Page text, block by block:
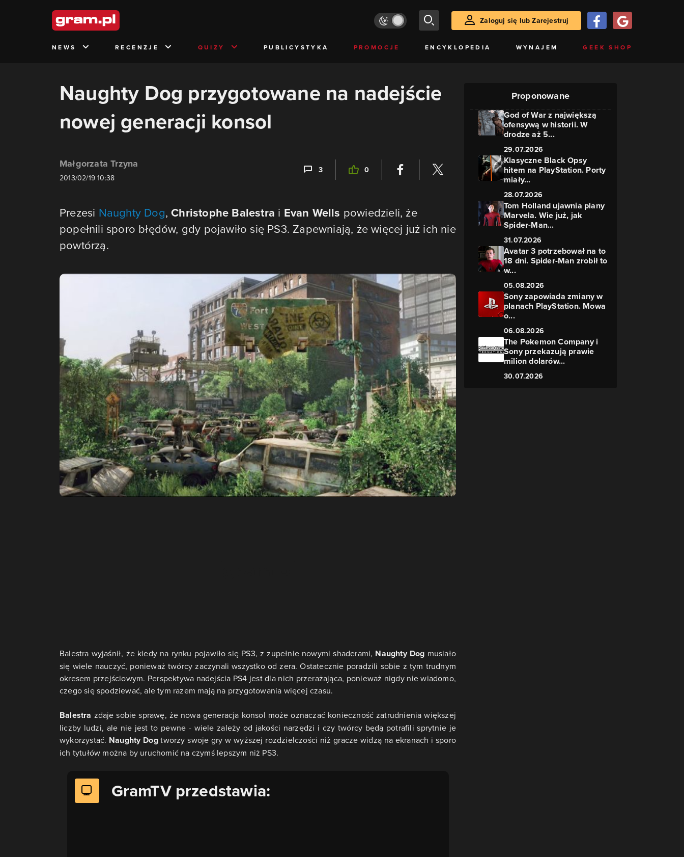
Zaloguj się lub Zarejestruj
NEWS RECENZJE QUIZY PUBLICYSTYKA PROMOCJE ENCYKLOPEDIA WYNAJEM GEEK SHOP
Naughty Dog przygotowane na nadejście
nowej generacji konsol
Małgorzata Trzyna
2013/02/19 10:38
3 0
Prezesi Naughty Dog,Christophe Balestra i Evan Wells powiedzieli, że
popełnili sporo błędów, gdy pojawiło się PS3. Zapewniają, że więcej już ich nie
powtórzą.
Balestra wyjaśnił, że kiedy na rynku pojawiło się PS3, z zupełnie nowymi shaderami, Naughty Dog musiało
się wiele nauczyć, ponieważ twórcy zaczynali wszystko od zera. Ostatecznie poradzili sobie z tym trudnym
okresem przejściowym. Perspektywa nadejścia PS4 jest dla nich przerażająca, ponieważ nigdy nie wiadomo,
czego się spodziewać, ale tym razem mają na przygotowania więcej czasu.
Balestra zdaje sobie sprawę, że nowa generacja konsol może oznaczać konieczność zatrudnienia większej
liczby ludzi, ale nie jest to pewne - wiele zależy od jakości narzędzi i czy twórcy będą potrafili sprytnie je
wykorzystać. Naughty Dogtworzy swoje gry w wyższej rozdzielczości niż gracze widzą na ekranach i sporo
ich tytułów można by uruchomić na czymś lepszym niż PS3.
GramTV przedstawia:
Proponowane
God of War z największą
ofensywą w historii. W
drodze aż 5...
29.07.2026
Klasyczne Black Opsy
hitem na PlayStation. Porty
miały...
28.07.2026
Tom Holland ujawnia plany
Marvela. Wie już, jak
Spider-Man...
31.07.2026
Avatar 3 potrzebował na to
18 dni. Spider-Man zrobił to
w...
05.08.2026
Sony zapowiada zmiany w
planach PlayStation. Mowa
o...
06.08.2026
The Pokemon Company i
Sony przekazują prawie
milion dolarów...
30.07.2026